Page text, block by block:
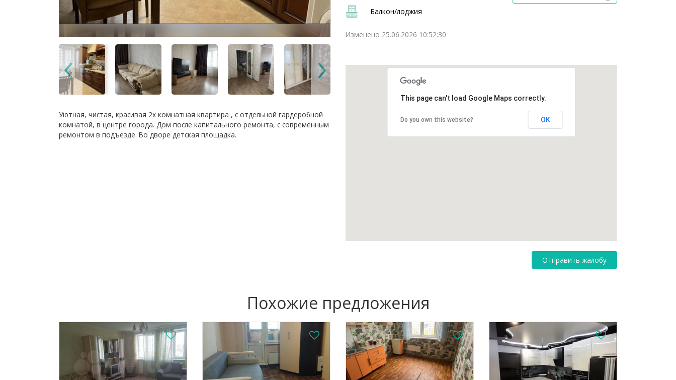
Уютная, чистая, красивая 2х комнатная квартира , с отдельной гардеробной
комнатой, в центре города. Дом после капитального ремонта, с современным
ремонтом в подъезде. Во дворе детская площадка.
Балкон/лоджия
Изменено 25.06.2026 10:52:30
This page can't load Google Maps correctly.
Do you own this website? OK
Отправить жалобу
Похожие предложения